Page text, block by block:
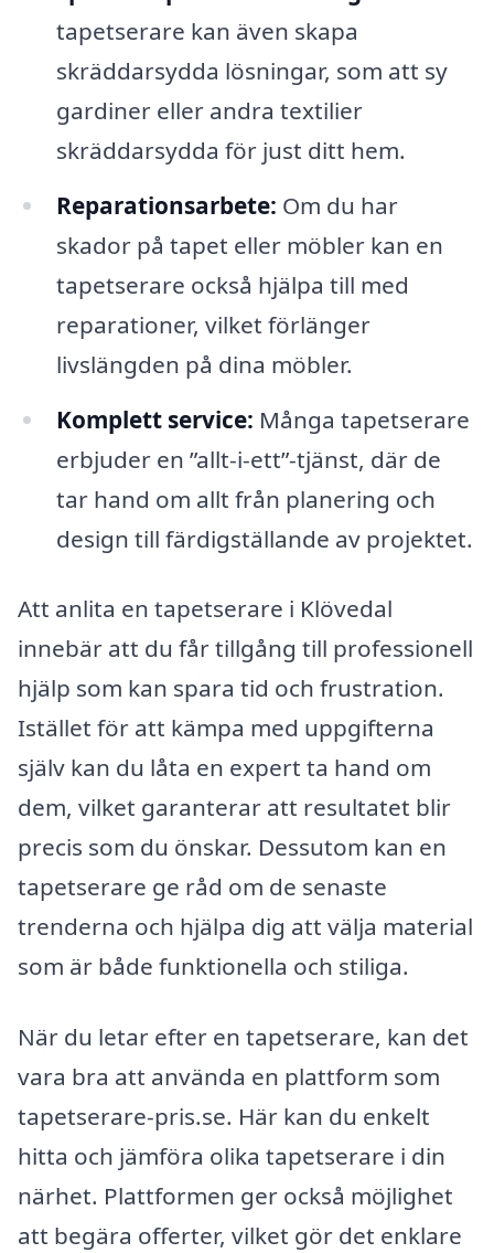
tapetserare kan även skapa
skräddarsydda lösningar, som att sy
gardiner eller andra textilier
skräddarsydda för just ditt hem.
Reparationsarbete: Om du har
skador på tapet eller möbler kan en
tapetserare också hjälpa till med
reparationer, vilket förlänger
livslängden på dina möbler.
Komplett service: Många tapetserare
erbjuder en ”allt-i-ett”-tjänst, där de
tar hand om allt från planering och
design till färdigställande av projektet.
Att anlita en tapetserare i Klövedal
innebär att du får tillgång till professionell
hjälp som kan spara tid och frustration.
Istället för att kämpa med uppgifterna
själv kan du låta en expert ta hand om
dem, vilket garanterar att resultatet blir
precis som du önskar. Dessutom kan en
tapetserare ge råd om de senaste
trenderna och hjälpa dig att välja material
som är både funktionella och stiliga.
När du letar efter en tapetserare, kan det
vara bra att använda en plattform som
tapetserare-pris.se. Här kan du enkelt
hitta och jämföra olika tapetserare i din
närhet. Plattformen ger också möjlighet
att begära offerter, vilket gör det enklare